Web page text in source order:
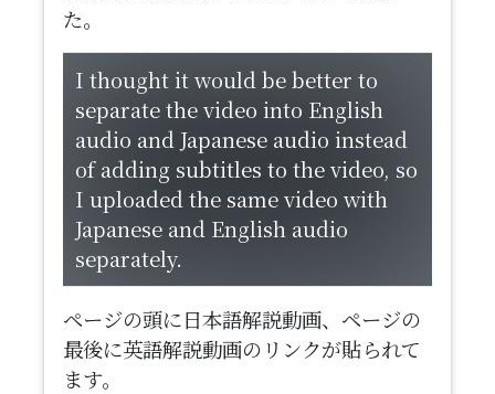
た。
I thought it would be better to
separate the video into English
audio and Japanese audio instead
of adding subtitles to the video, so
I uploaded the same video with
Japanese and English audio
separately.
ページの頭に日本語解説動画、ページの
最後に英語解説動画のリンクが貼られて
ます。